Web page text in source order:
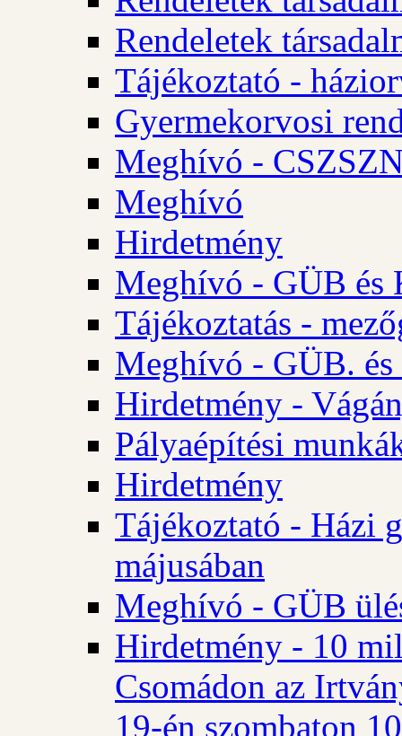
Rendeletek
Tájékoztató -
Gyermekorvosi
Meghívó -
Meghívó
Hirdetmény
Meghívó - GÜB és
Tájékoztatás -
Meghívó - GÜB.
Hirdetmény -
Pályaépítési
Hirdetmény
Tájékoztató - Házi
májusában
Meghívó - GÜB
Hirdetmény - 10
Csomádon az
19-én szombaton